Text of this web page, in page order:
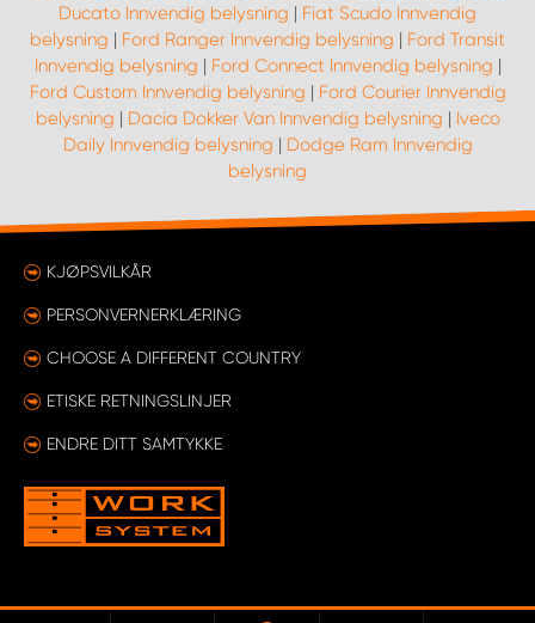
Ducato Innvendig belysning | Fiat Scudo Innvendig
belysning | Ford Ranger Innvendig belysning | Ford Transit
Innvendig belysning | Ford Connect Innvendig belysning |
Ford Custom Innvendig belysning | Ford Courier Innvendig
belysning | Dacia Dokker Van Innvendig belysning | Iveco
Daily Innvendig belysning | Dodge Ram Innvendig
belysning
KJØPSVILKÅR
PERSONVERNERKLÆRING
CHOOSE A DIFFERENT COUNTRY
ETISKE RETNINGSLINJER
ENDRE DITT SAMTYKKE